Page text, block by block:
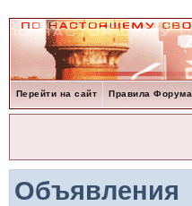
Перейти на сайт Правила Форума
Объявления